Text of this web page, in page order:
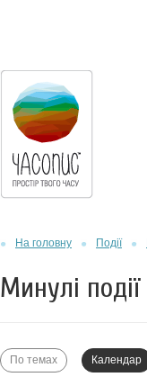
На головну Події
Минулі події
По темах Календар